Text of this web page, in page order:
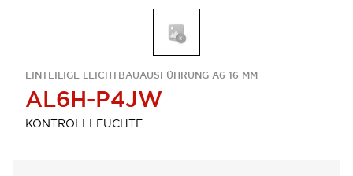
EINTEILIGE LEICHTBAUAUSFÜHRUNG A6 16 MM
AL6H-P4JW
KONTROLLLEUCHTE